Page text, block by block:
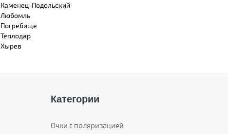
Каменец-Подольский
Любомль
Погребище
Теплодар
Хырев
Категории
Очки с поляризацией